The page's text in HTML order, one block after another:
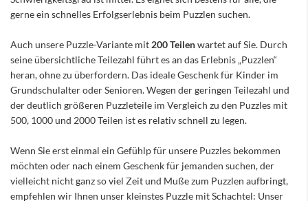
gerne ein schnelles Erfolgserlebnis beim Puzzlen suchen.
Auch unsere Puzzle-Variante mit 200 Teilenwartet auf Sie. Durch
seine übersichtliche Teilezahl führt es an das Erlebnis „Puzzlen“
heran, ohne zu überfordern. Das ideale Geschenk für Kinder im
Grundschulalter oder Senioren. Wegen der geringen Teilezahl und
der deutlich größeren Puzzleteile im Vergleich zu den Puzzles mit
500, 1000 und 2000 Teilen ist es relativ schnell zu legen.
Wenn Sie erst einmal ein Gefühlp für unsere Puzzles bekommen
möchten oder nach einem Geschenk für jemanden suchen, der
vielleicht nicht ganz so viel Zeit und Muße zum Puzzlen aufbringt,
empfehlen wir Ihnen unser kleinstes Puzzle mit Schachtel: Unser